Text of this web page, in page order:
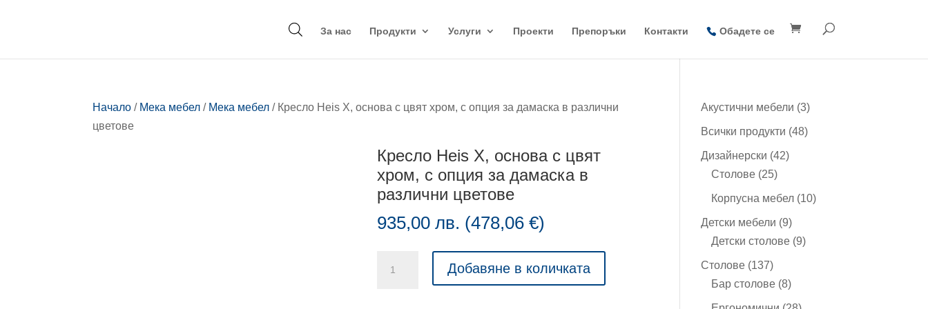
За нас Продукти Услуги Проекти Препоръки Контакти Обадете се
Начало / Мека мебел / Мека мебел / Кресло Heis X, основа с цвят хром, с опция за дамаска в различни
цветове
Кресло Heis X, основа с цвят
хром, с опция за дамаска в
различни цветове
935,00лв. (478,06€)
Добавяне в количката
Акустични мебели 33
продукта
Всички продукти 4848
Дизайнерски 4242
Столове 2525
продукта
Корпусна мебел 1010
Детски мебели 99
продукта
Детски столове 99
Столове 137137
продукта
Бар столове 88
продукта